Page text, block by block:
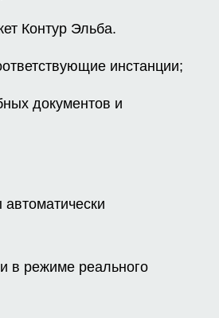
Контур Эльба.
инстанции;
документов и
в режиме реального